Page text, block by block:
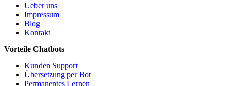
Ueber uns
Impressum
Blog
Kontakt
Vorteile Chatbots
Kunden Support
Übersetzung per Bot
Permanentes Lernen